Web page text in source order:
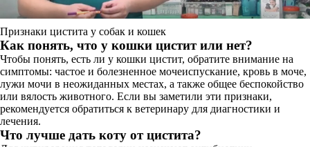
Признаки цистита у собак и кошек
Как понять, что у кошки цистит или нет?
Чтобы понять, есть ли у кошки цистит, обратите внимание на
симптомы: частое и болезненное мочеиспускание, кровь в моче,
лужи мочи в неожиданных местах, а также общее беспокойство
или вялость животного. Если вы заметили эти признаки,
рекомендуется обратиться к ветеринару для диагностики и
лечения.
Что лучше дать коту от цистита?